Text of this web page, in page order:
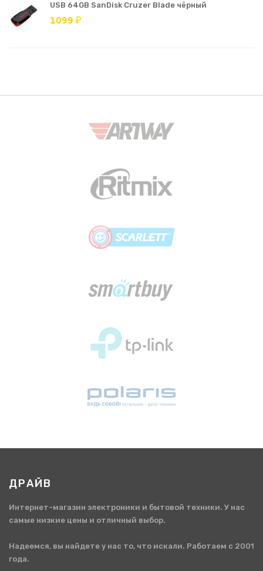
USB 64GB SanDisk Cruzer Blade чёрный
1099 ₽
ДРАЙВ
Интернет-магазин электроники и бытовой техники. У нас
самые низкие цены и отличный выбор.
Надеемся, вы найдете у нас то, что искали. Работаем с 2001
года.